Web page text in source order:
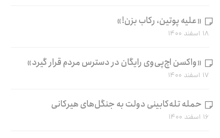
«علیه پوتین، رکاب بزن!»
۱۸ اسفند ۱۴۰۰
«واکسن اچ‌پی‌وی رایگان در دسترس مردم قرار گیرد»
۱۷ اسفند ۱۴۰۰
حمله تله‌کابینی دولت به جنگل‌های هیرکانی
۱۶ اسفند ۱۴۰۰